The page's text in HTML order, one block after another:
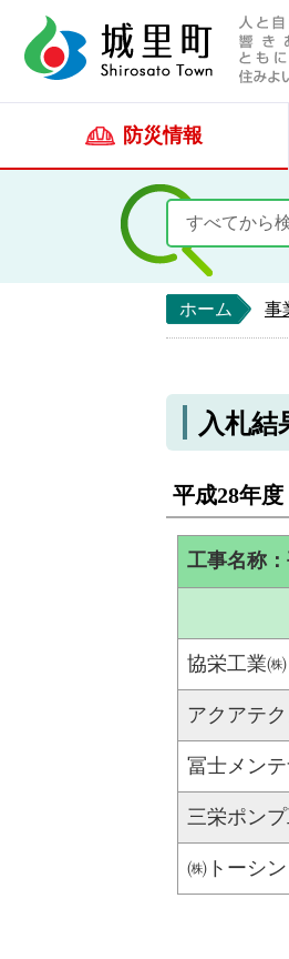
防災情報
ホーム 事
入札結
平成28年度
工事名称
協栄工業㈱
アクアテ
冨士メン
三栄ポン
㈱トーシン